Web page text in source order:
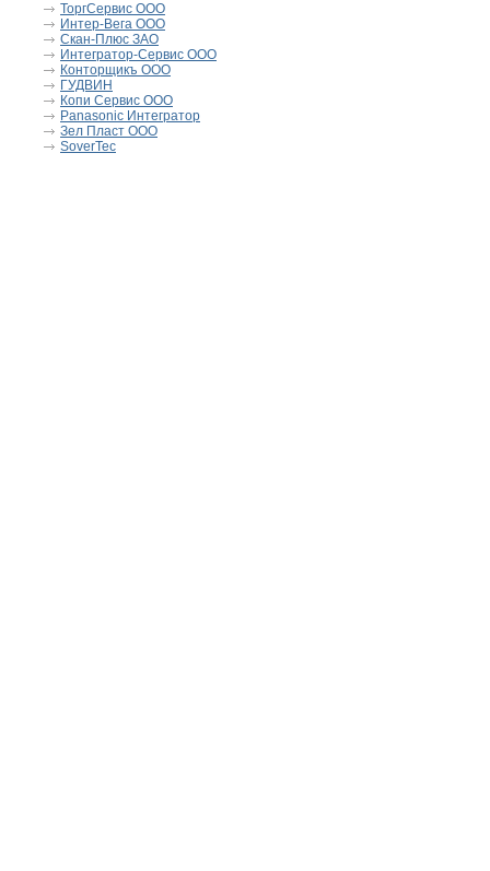
ТоргСервис ООО
Интер-Вега ООО
Скан-Плюс ЗАО
Интегратор-Сервис ООО
Конторщикъ ООО
ГУДВИН
Копи Сервис ООО
Panasonic Интегратор
Зел Пласт ООО
SoverTec